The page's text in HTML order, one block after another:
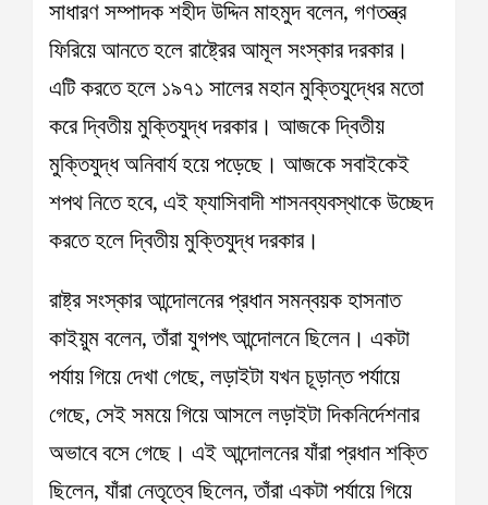
সাধারণ সম্পাদক শহীদ উদ্দিন মাহমুদ বলেন, গণতন্ত্র
ফিরিয়ে আনতে হলে রাষ্ট্রের আমূল সংস্কার দরকার।
এটি করতে হলে ১৯৭১ সালের মহান মুক্তিযুদ্ধের মতো
করে দ্বিতীয় মুক্তিযুদ্ধ দরকার। আজকে দ্বিতীয়
মুক্তিযুদ্ধ অনিবার্য হয়ে পড়েছে। আজকে সবাইকেই
শপথ নিতে হবে, এই ফ্যাসিবাদী শাসনব্যবস্থাকে উচ্ছেদ
করতে হলে দ্বিতীয় মুক্তিযুদ্ধ দরকার।
রাষ্ট্র সংস্কার আন্দোলনের প্রধান সমন্বয়ক হাসনাত
কাইয়ুম বলেন, তাঁরা যুগপৎ আন্দোলনে ছিলেন। একটা
পর্যায় গিয়ে দেখা গেছে, লড়াইটা যখন চূড়ান্ত পর্যায়ে
গেছে, সেই সময়ে গিয়ে আসলে লড়াইটা দিকনির্দেশনার
অভাবে বসে গেছে। এই আন্দোলনের যাঁরা প্রধান শক্তি
ছিলেন, যাঁরা নেতৃত্বে ছিলেন, তাঁরা একটা পর্যায়ে গিয়ে